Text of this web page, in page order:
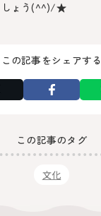
しょう(^^)/★
この記事をシェアする
この記事のタグ
文化